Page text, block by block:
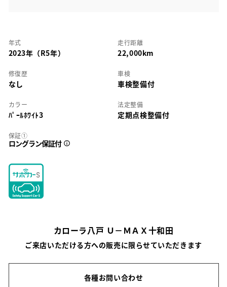
年式
2023年（R5年）
走行距離
22,000km
修復歴
なし
車検
車検整備付
カラー
ﾊﾟｰﾙﾎﾜｲﾄ3
法定整備
定期点検整備付
保証①
ロングラン保証付
カローラ八戸 Ｕ－ＭＡＸ十和田
ご来店いただける方への販売に限らせていただきます
各種お問い合わせ